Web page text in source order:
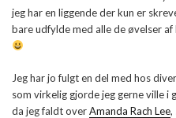
jeg har en liggende der kun er
bare udfylde med alle de øvelser
Jeg har jo fulgt en del med hos
som virkelig gjorde jeg gerne ville i
da jeg faldt overAmanda Rach Lee,